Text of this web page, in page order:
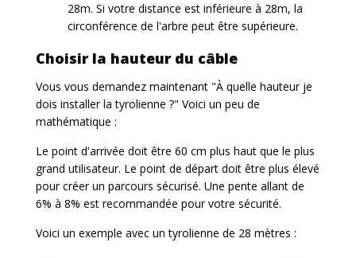
28m. Si votre distance est inférieure à 28m, la
circonférence de l'arbre peut être supérieure.
Choisir la hauteur du câble
Vous vous demandez maintenant "À quelle hauteur je
dois installer la tyrolienne ?" Voici un peu de
mathématique :
Le point d'arrivée doit être 60 cm plus haut que le plus
grand utilisateur. Le point de départ doit être plus élevé
pour créer un parcours sécurisé. Une pente allant de
6% à 8% est recommandée pour votre sécurité.
Voici un exemple avec un tyrolienne de 28 mètres :